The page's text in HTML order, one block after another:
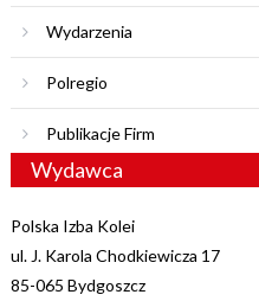
Wydarzenia
Polregio
Publikacje Firm
Wydawca
Polska Izba Kolei
ul. J. Karola Chodkiewicza 17
85-065 Bydgoszcz